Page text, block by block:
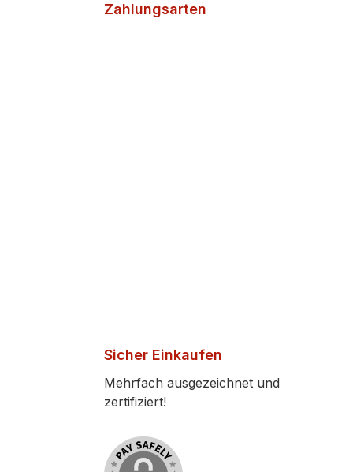
Zahlungsarten
Sicher Einkaufen
Mehrfach ausgezeichnet und
zertifiziert!